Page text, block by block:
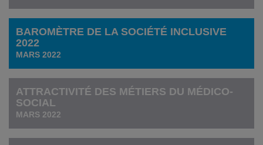
BAROMÈTRE DE LA SOCIÉTÉ INCLUSIVE
2022
MARS 2022
ATTRACTIVITÉ DES MÉTIERS DU MÉDICO-
SOCIAL
MARS 2022